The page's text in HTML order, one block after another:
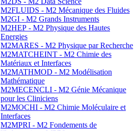
M2FLUIDS - M2 Mécanique des Fluides
M2GI - M2 Grands Instruments
M2HEP - M2 Physique des Hautes
Energies
M2MARES - M2 Physique par Recherche
M2MATCHEINT - M2 Chimie des
Matériaux et Interfaces
M2MATHMOD - M2 Modélisation
Mathématique
M2MECENCLI - M2 Génie Mécanique
pour les Cliniciens
M2MOCHI - M2 Chimie Moléculaire et
Interfaces
M2MPRI - M2 Fondements de